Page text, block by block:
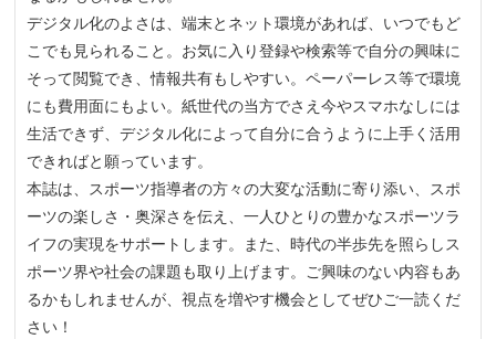
デジタル化のよさは、端末とネット環境があれば、いつでもど
こでも見られること。お気に入り登録や検索等で自分の興味に
そって閲覧でき、情報共有もしやすい。ペーパーレス等で環境
にも費用面にもよい。紙世代の当方でさえ今やスマホなしには
生活できず、デジタル化によって自分に合うように上手く活用
できればと願っています。
本誌は、スポーツ指導者の方々の大変な活動に寄り添い、スポ
ーツの楽しさ・奥深さを伝え、一人ひとりの豊かなスポーツラ
イフの実現をサポートします。また、時代の半歩先を照らしス
ポーツ界や社会の課題も取り上げます。ご興味のない内容もあ
るかもしれませんが、視点を増やす機会としてぜひご一読くだ
さい！